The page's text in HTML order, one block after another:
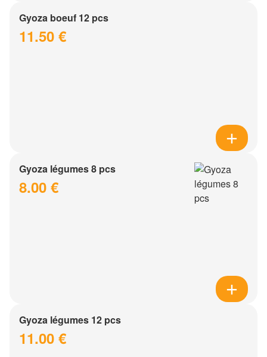
Gyoza boeuf 12 pcs
11.50 €
Gyoza légumes 8 pcs
8.00 €
Gyoza légumes 12 pcs
11.00 €